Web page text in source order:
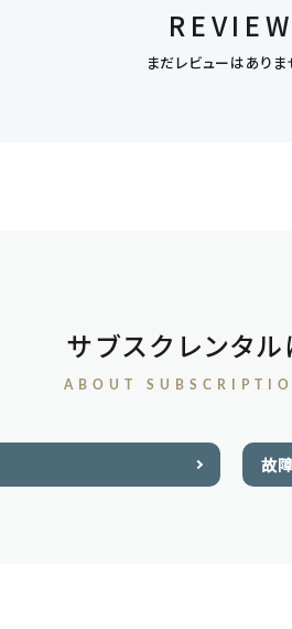
REVIEW
まだレビューはあり
サブスクレンタ
ABOUT
故